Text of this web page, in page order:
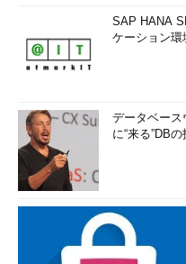
SAP HANA
ケーション環
データベース
に“来る”DB